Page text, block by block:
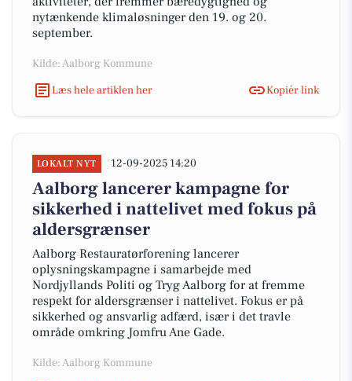
nytænkende klimaløsninger den 19. og 20.
september.
Kilde: Aalborg Kommune
Læs hele artiklen her
Kopiér link
LOKALT NYT 12-09-2025 14:20
Aalborg lancerer kampagne for
sikkerhed i nattelivet med fokus på
aldersgrænser
Aalborg Restauratørforening lancerer
oplysningskampagne i samarbejde med
Nordjyllands Politi og Tryg Aalborg for at fremme
respekt for aldersgrænser i nattelivet. Fokus er på
sikkerhed og ansvarlig adfærd, især i det travle
område omkring Jomfru Ane Gade.
Kilde: Aalborg Kommune